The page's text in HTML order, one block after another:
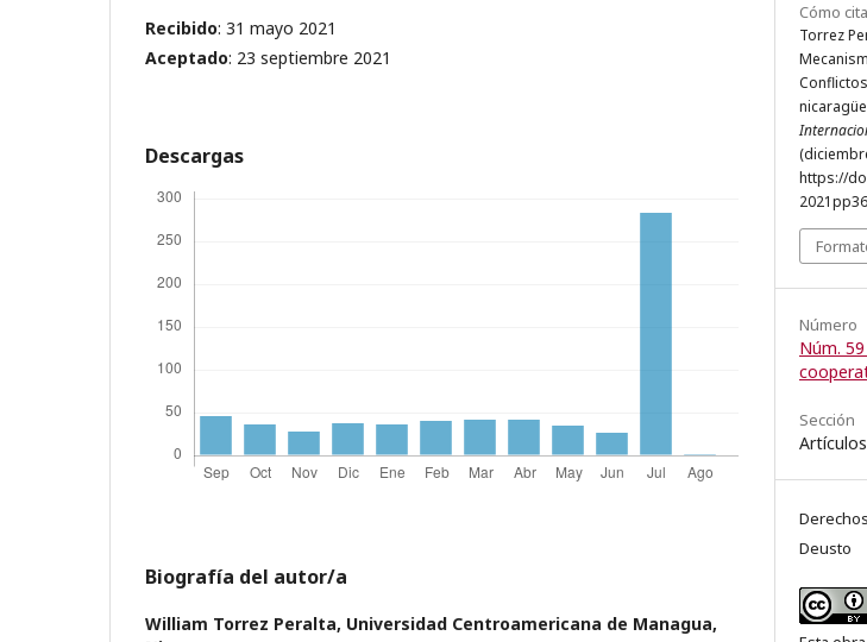
Recibido: 31 mayo 2021
Aceptado: 23 septiembre 2021
Descargas
Biografía del autor/a
William Torrez Peralta, Universidad Centroamericana de Managua,
Cómo
Torrez
https://
Número
Núm.
Sección
Artículos
Deusto